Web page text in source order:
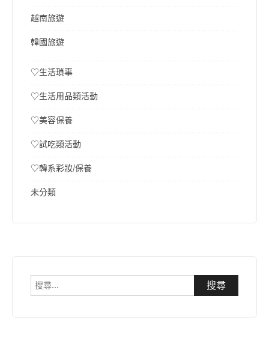
越南旅遊
韓國旅遊
♡生活瑣事
♡生活用品類活動
♡美容保養
♡試吃類活動
♡韓系彩妝/保養
未分類
搜
尋